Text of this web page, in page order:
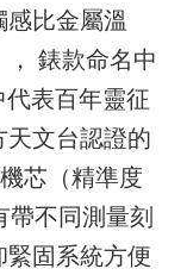
比金屬溫
錶款命名中
表百年靈征
文台認證的
芯（精準度
帶不同測量刻
固系統方便